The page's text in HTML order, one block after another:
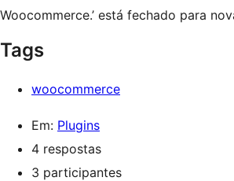
Woocommerce.’ está fechado para
Tags
woocommerce
Em: Plugins
4 respostas
3 participantes